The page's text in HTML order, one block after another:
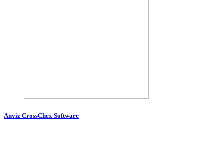
Anviz CrossChex Software